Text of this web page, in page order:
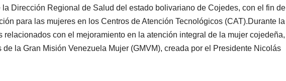
Dirección Regional de Salud del estado bolivariano de Cojedes, con el fin de
para las mujeres en los Centros de Atención Tecnológicos (CAT).Durante la
relacionados con el mejoramiento en la atención integral de la mujer cojedeña,
la Gran Misión Venezuela Mujer (GMVM), creada por el Presidente Nicolás